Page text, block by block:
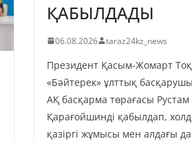
ҚАБЫЛДАДЫ
06.08.2026 taraz24kz_news
Президент Қасым-Жомарт
«Бәйтерек» ұлттық
АҚ басқарма төрағасы Рустам
Қарағойшинді қабылдап,
қазіргі жұмысы мен алдағы